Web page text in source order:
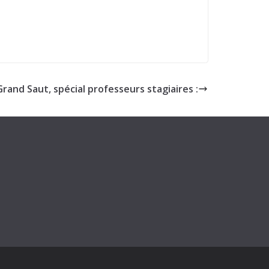
Saut, spécial professeurs stagiaires :